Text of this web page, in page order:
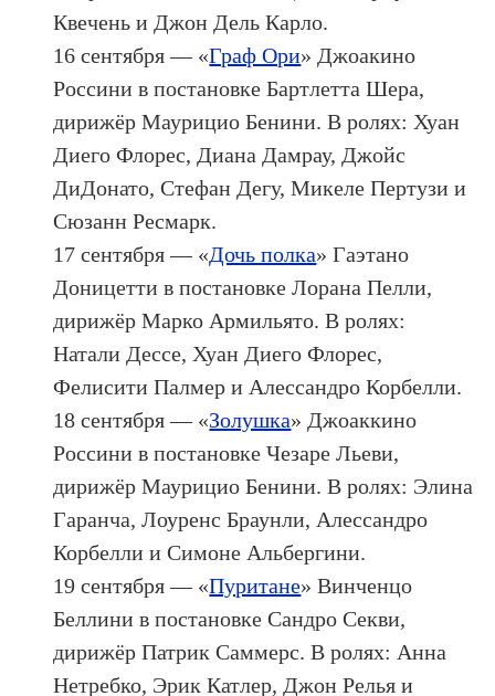
Квечень и Джон Дель Карло.
16 сентября — «Граф Ори» Джоакино
Россини в постановке Бартлетта Шера,
дирижёр Маурицио Бенини. В ролях: Хуан
Диего Флорес, Диана Дамрау, Джойс
ДиДонато, Стефан Дегу, Микеле Пертузи и
Сюзанн Ресмарк.
17 сентября — «Дочь полка» Гаэтано
Доницетти в постановке Лорана Пелли,
дирижёр Марко Армильято. В ролях:
Натали Дессе, Хуан Диего Флорес,
Фелисити Палмер и Алессандро Корбелли.
18 сентября — «Золушка» Джоаккино
Россини в постановке Чезаре Льеви,
дирижёр Маурицио Бенини. В ролях: Элина
Гаранча, Лоуренс Браунли, Алессандро
Корбелли и Симоне Альбергини.
19 сентября — «Пуритане» Винченцо
Беллини в постановке Сандро Секви,
дирижёр Патрик Саммерс. В ролях: Анна
Нетребко, Эрик Катлер, Джон Релья и